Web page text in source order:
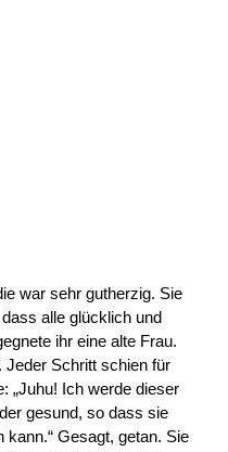
war sehr gutherzig. Sie
alle glücklich und
ihr eine alte Frau.
Jeder Schritt schien für
„Juhu! Ich werde dieser
gesund, so dass sie
Gesagt, getan. Sie